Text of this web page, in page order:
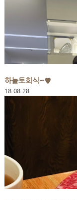
하늘토회식~♥
18.08.28